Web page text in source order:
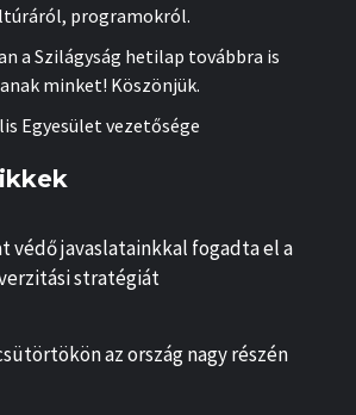
programokról.
a Szilágyság hetilap továbbra is
minket! Köszönjük.
Egyesület vezetősége
védő javaslatainkkal fogadta el a
stratégiát
az ország nagy részén